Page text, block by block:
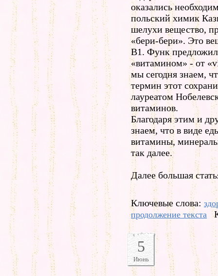
оказались
польский химик
шелухи вещество,
«бери-бери». Это
В1. Функ предложил
«витамином» - от
мы сегодня знаем,
термин этот
лауреатом
витаминов.
Благодаря этим и
знаем, что в виде
витамины,
так далее.
Далее большая
Ключевые слова:
продолжение текста
5
Июнь